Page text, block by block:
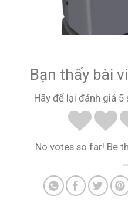
Bạn thấy bài
Hãy để lại đánh giá
No votes so far! Be